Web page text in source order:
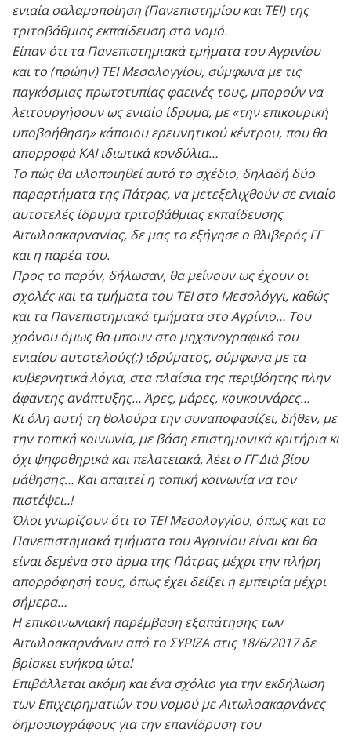
ενιαία σαλαμοποίηση (Πανεπιστημίου και ΤΕΙ) της
τριτοβάθμιας εκπαίδευση στο νομό.
Είπαν ότι τα Πανεπιστημιακά τμήματα του Αγρινίου
και το (πρώην) ΤΕΙ Μεσολογγίου, σύμφωνα με τις
παγκόσμιας πρωτοτυπίας φαεινές τους, μπορούν να
λειτουργήσουν ως ενιαίο ίδρυμα, με «την επικουρική
υποβοήθηση» κάποιου ερευνητικού κέντρου, που θα
απορροφά ΚΑΙ ιδιωτικά κονδύλια…
Το πώς θα υλοποιηθεί αυτό το σχέδιο, δηλαδή δύο
παραρτήματα της Πάτρας, να μετεξελιχθούν σε ενιαίο
αυτοτελές ίδρυμα τριτοβάθμιας εκπαίδευσης
Αιτωλοακαρνανίας, δε μας το εξήγησε ο θλιβερός ΓΓ
και η παρέα του.
Προς το παρόν, δήλωσαν, θα μείνουν ως έχουν οι
σχολές και τα τμήματα του ΤΕΙ στο Μεσολόγγι, καθώς
και τα Πανεπιστημιακά τμήματα στο Αγρίνιο… Του
χρόνου όμως θα μπουν στο μηχανογραφικό του
ενιαίου αυτοτελούς(;) ιδρύματος, σύμφωνα με τα
κυβερνητικά λόγια, στα πλαίσια της περιβόητης πλην
άφαντης ανάπτυξης… Άρες, μάρες, κουκουνάρες…
Κι όλη αυτή τη θολούρα την συναποφασίζει, δήθεν, με
την τοπική κοινωνία, με βάση επιστημονικά κριτήρια κι
όχι ψηφοθηρικά και πελατειακά, λέει ο ΓΓ Διά βίου
μάθησης… Και απαιτεί η τοπική κοινωνία να τον
πιστέψει..!
Όλοι γνωρίζουν ότι το ΤΕΙ Μεσολογγίου, όπως και τα
Πανεπιστημιακά τμήματα του Αγρινίου είναι και θα
είναι δεμένα στο άρμα της Πάτρας μέχρι την πλήρη
απορρόφησή τους, όπως έχει δείξει η εμπειρία μέχρι
σήμερα…
Η επικοινωνιακή παρέμβαση εξαπάτησης των
Αιτωλοακαρνάνων από το ΣΥΡΙΖΑ στις 18/6/2017 δε
βρίσκει ευήκοα ώτα!
Επιβάλλεται ακόμη και ένα σχόλιο για την εκδήλωση
των Επιχειρηματιών του νομού με Αιτωλοακαρνάνες
δημοσιογράφους για την επανίδρυση του